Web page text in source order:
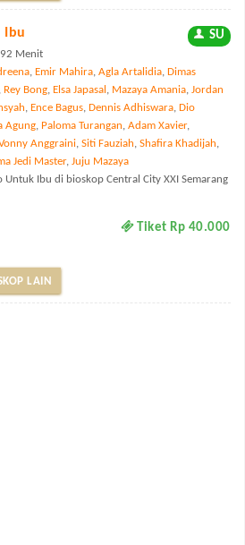
Ibu SU
Menit
, Emir Mahira, Agla Artalidia, Dimas
Rey Bong, Elsa Japasal , Mazaya Amania, Jordan
, Ence Bagus, Dennis Adhiswara, Dio
Agung, Paloma Turangan, Adam Xavier,
Anggraini, Siti Fauziah, Shafira Khadijah,
Jedi Master, Juju Mazaya
Untuk Ibu di bioskop Central City XXI Semarang
Tiket Rp 40.000
LAIN